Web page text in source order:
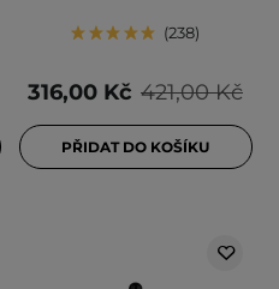
238
421,00 Kč
316,00 Kč
PŘIDAT DO KOŠÍKU